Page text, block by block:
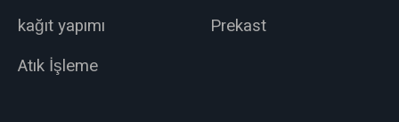
kağıt yapımı
Prekast
Atık İşleme